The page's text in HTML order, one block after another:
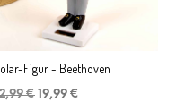
Figur - Beethoven
€ Ursprünglicher
19,99 €